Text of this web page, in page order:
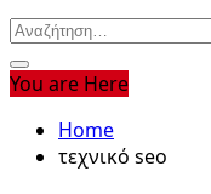
Αναζήτηση
για:
You are Here
Home
τεχνικό seo